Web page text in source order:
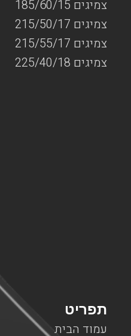
צמיגים 185/60/15
צמיגים 215/50/17
צמיגים 215/55/17
צמיגים 225/40/18
תפריט
עמוד הבית